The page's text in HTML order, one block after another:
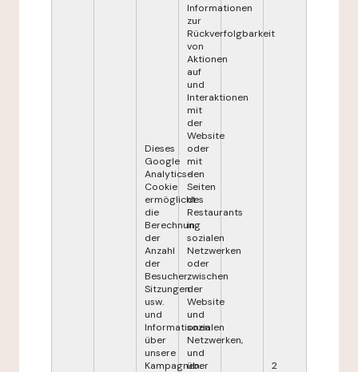
Dieses
Google
Analytics-
Cookie
ermöglicht
die
Berechnung
der
Anzahl
der
Besucher,
Sitzungen
usw.
und
Informationen
über
unsere
Kampagnen.
Informationen
zur
Rückverfolgbarkeit
von
Aktionen
auf
und
Interaktionen
mit
der
Website
oder
mit
den
Seiten
des
Restaurants
in
sozialen
Netzwerken
oder
zwischen
der
Website
und
sozialen
Netzwerken,
und
über
2